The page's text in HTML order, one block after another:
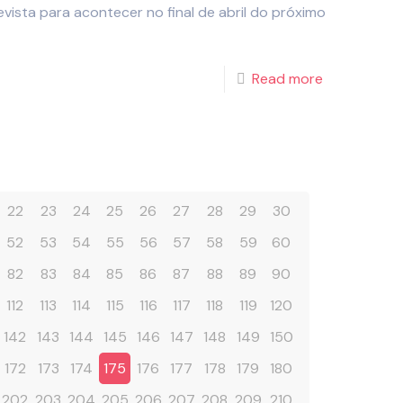
para acontecer no final de abril do próximo
Read more
22 23 24 25 26 27 28 29
30
52
53 54 55 56 57 58 59
60
82
83 84 85 86 87 88 89
90
112
113 114 115 116 117 118 119
120
142
143 144 145 146 147 148 149
150
172
173 174 175 176 177 178 179
180